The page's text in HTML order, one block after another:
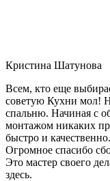
Кристина Шатунова
Всем, кто еще
советую Кухни мол!
спальню. Начиная с
монтажом никаких
быстро и
Огромное спасибо
Это мастер своего
здесь.